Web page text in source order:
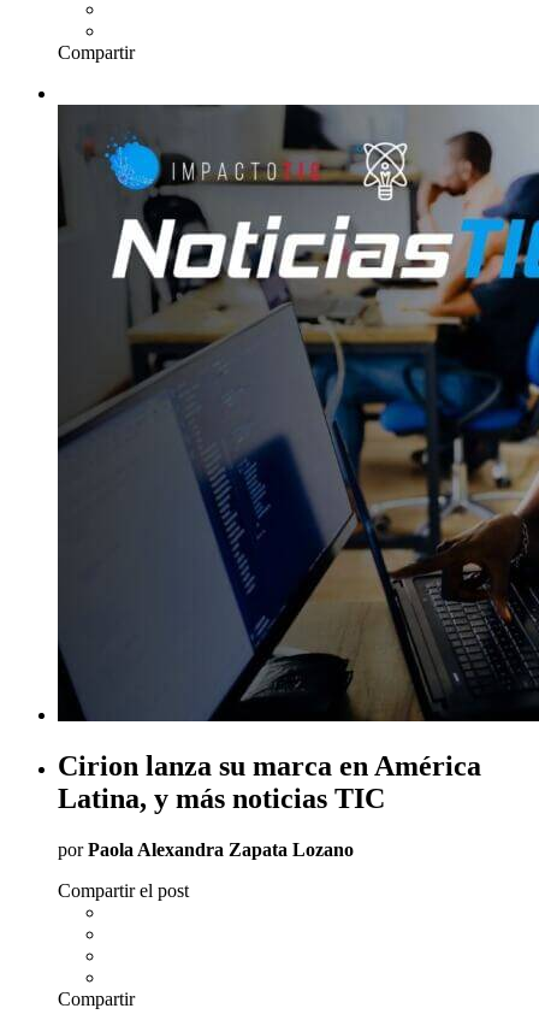
Compartir
Cirion lanza su marca en América
Latina, y más noticias TIC
porPaola Alexandra Zapata Lozano
Compartir el post
Compartir